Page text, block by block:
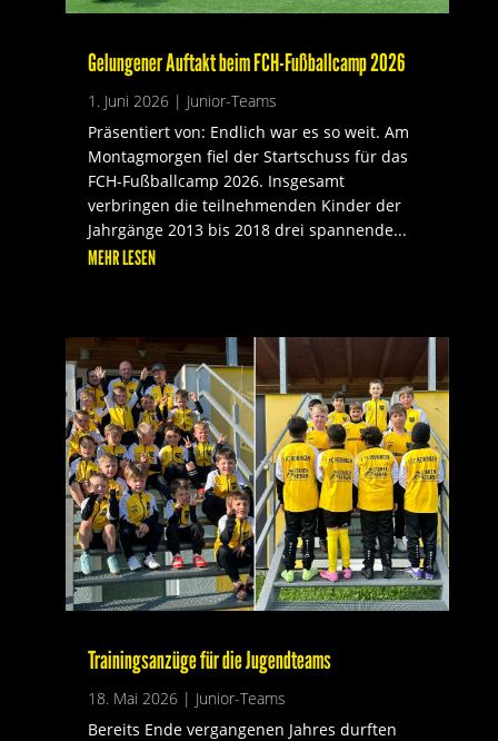
Gelungener Auftakt beim FCH-Fußballcamp 2026
1. Juni 2026| Junior-Teams
Präsentiert von: Endlich war es so weit. Am
Montagmorgen fiel der Startschuss für das
FCH-Fußballcamp 2026. Insgesamt
verbringen die teilnehmenden Kinder der
Jahrgänge 2013 bis 2018 drei spannende...
MEHR LESEN
Trainingsanzüge für die Jugendteams
18. Mai 2026| Junior-Teams
Bereits Ende vergangenen Jahres durften